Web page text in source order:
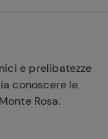
e prelibatezze
conoscere le
Rosa.